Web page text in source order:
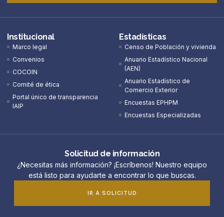
Institucional
Marco legal
Convenios
COCOIN
Comité de ética
Portal único de transparencia
IAIP
Estadísticas
Censo de Población y vivienda
Anuario Estadístico Nacional
(AEN)​
Anuario Estadístico de
Comercio Exterior
Encuestas EPHPM
Encuestas Especializadas
Solicitud de información
¿Necesitas más información? ¡Escríbenos! Nuestro equipo
está listo para ayudarte a encontrar lo que buscas.
IR A SOLICITUD